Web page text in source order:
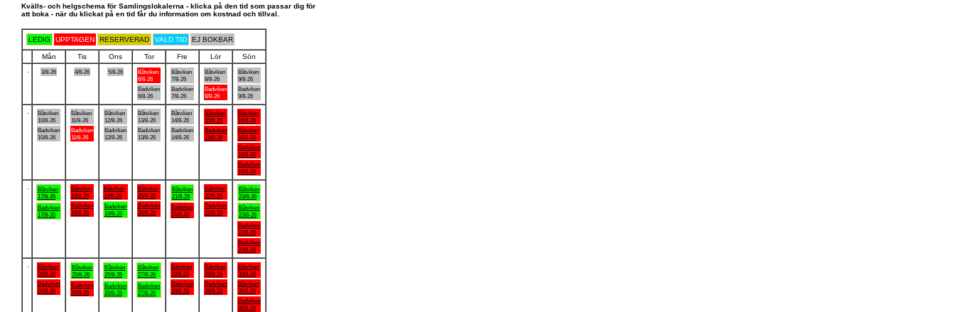
Kvälls- och helgschema för Samlingslokalerna - klicka på den tid som passar dig för
att boka - när du klickat på en tid får du information om kostnad och tillval.
LEDIG UPPTAGEN RESERVERAD VALD TID EJ BOKBAR
Mån Tis Ons Tor Fre Lör
Sön
3/8-26 4/8-26 5/8-26
Båtviken
6/8-26
Badviken
6/8-26
Båtviken
7/8-26
Badviken
7/8-26
Båtviken
8/8-26
Badviken
8/8-26
Båtviken
9/8-26
Badviken
9/8-26
Båtviken
10/8-26
Badviken
10/8-26
Båtviken
11/8-26
Badviken
11/8-26
Båtviken
12/8-26
Badviken
12/8-26
Båtviken
13/8-26
Badviken
13/8-26
Båtviken
14/8-26
Badviken
14/8-26
Båtviken
15/8-26
Badviken
15/8-26
Båtviken
16/8-26
Båtviken
16/8-26
Badviken
16/8-26
Badviken
16/8-26
Båtviken
17/8-26
Badviken
17/8-26
Båtviken
18/8-26
Badviken
18/8-26
Båtviken
19/8-26
Badviken
19/8-26
Båtviken
20/8-26
Badviken
20/8-26
Båtviken
21/8-26
Badviken
21/8-26
Båtviken
22/8-26
Badviken
22/8-26
Båtviken
23/8-26
Båtviken
23/8-26
Badviken
23/8-26
Badviken
23/8-26
Båtviken
24/8-26
Badviken
24/8-26
Båtviken
25/8-26
Badviken
25/8-26
Båtviken
26/8-26
Badviken
26/8-26
Båtviken
27/8-26
Badviken
27/8-26
Båtviken
28/8-26
Badviken
28/8-26
Båtviken
29/8-26
Badviken
29/8-26
Båtviken
30/8-26
Båtviken
30/8-26
Badviken
30/8-26